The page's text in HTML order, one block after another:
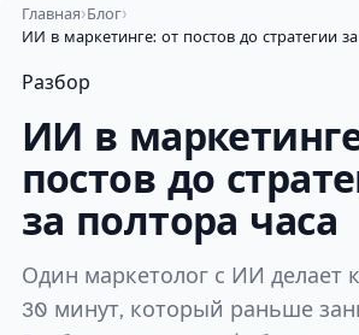
Главная›Блог›
Разбор
ИИ в
постов до
за полтора часа
Один маркетолог с ИИ делает
30 минут, который раньше